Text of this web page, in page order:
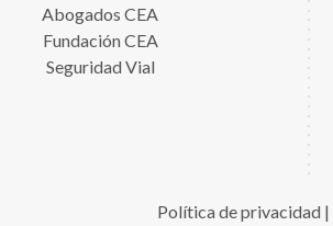
Abogados CEA
Fundación CEA
Seguridad Vial
Política de privacidad|